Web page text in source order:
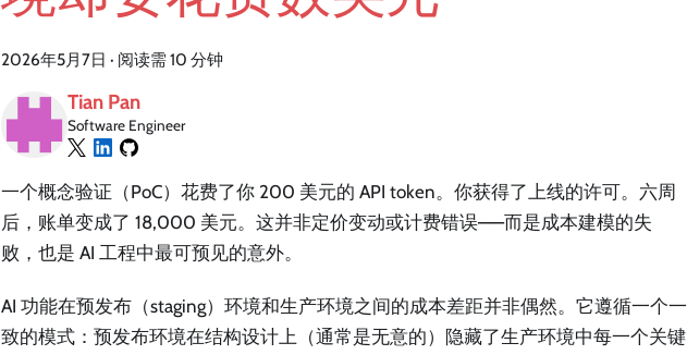
2026年5月7日 · 阅读需 10 分钟
Tian Pan
Software Engineer
一个概念验证（PoC）花费了你 200 美元的 API token。你获得了上线的许可。六周
后，账单变成了 18,000 美元。这并非定价变动或计费错误——而是成本建模的失
败，也是 AI 工程中最可预见的意外。
AI 功能在预发布（staging）环境和生产环境之间的成本差距并非偶然。它遵循一个一
致的模式：预发布环境在结构设计上（通常是无意的）隐藏了生产环境中每一个关键